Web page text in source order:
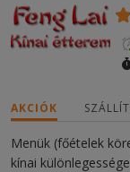
AKCIÓK
Menük (főételek
kínai